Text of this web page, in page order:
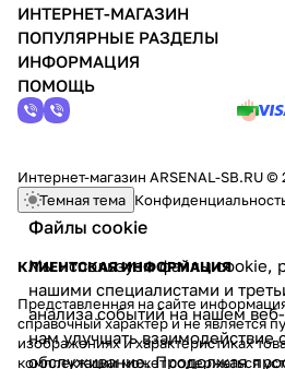
Файлы cookie
Мы используем файлы cookie,
нашими специалистами и
анализа событий на нашем
нам улучшать взаимодействие
обслуживание. Продолжая
ИНТЕРНЕТ-МАГАЗИН
ПОПУЛЯРНЫЕ РАЗДЕЛЫ
ИНФОРМАЦИЯ
ПОМОЩЬ
Интернет-магазин ARSENAL-SB.RU
Темная тема
КЛИЕНТСКАЯ ИНФОРМАЦИЯ
Представленная на сайте
справочный характер и не является
изображениях и характеристиках
комплектации может содержаться